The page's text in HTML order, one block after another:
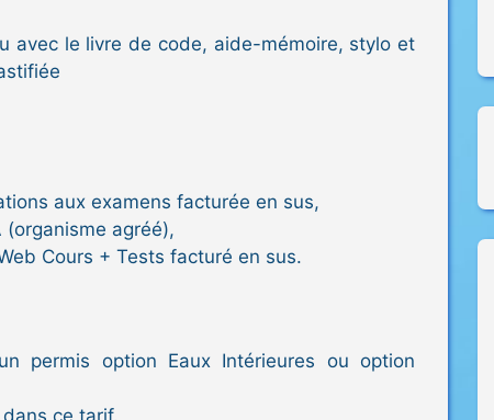
avec le livre de code, aide-mémoire, stylo et
aux examens facturée en sus,
(organisme agréé),
Cours + Tests facturé en sus.
permis option Eaux Intérieures ou option
ce tarif.